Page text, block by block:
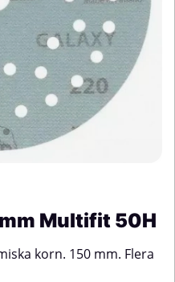
Multifit 50H
korn. 150 mm. Flera